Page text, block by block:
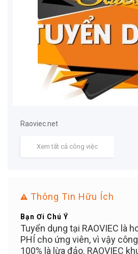
Raoviec.net
Xem tất cả công việc
Thông Tin Hữu Ích
Bạn Ơi Chú Ý
Tuyển dụng tại RAOVIEC là
PHÍ cho ứng viên, vì vậy
100% là lừa đảo. RAOVIEC